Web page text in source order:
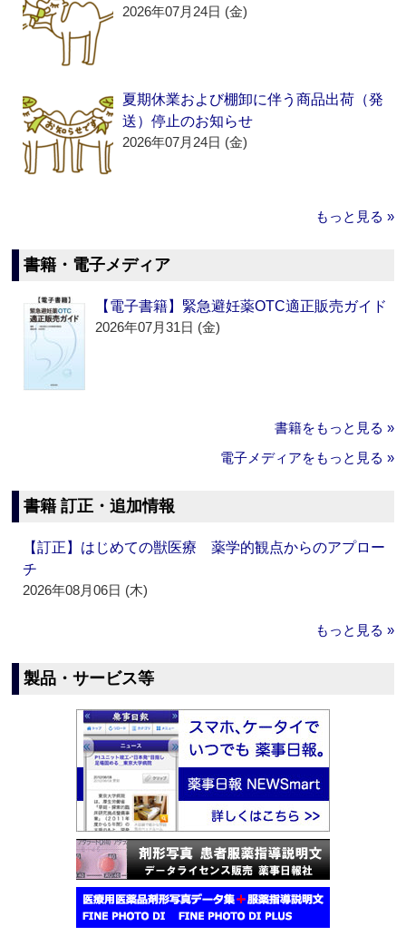
2026年07月24日 (金)
夏期休業および棚卸に伴う商品出荷（発
送）停止のお知らせ
2026年07月24日 (金)
もっと見る »
書籍・電子メディア
【電子書籍】緊急避妊薬OTC適正販売ガイド
2026年07月31日 (金)
書籍をもっと見る »
電子メディアをもっと見る »
書籍 訂正・追加情報
【訂正】はじめての獣医療 薬学的観点からのアプロー
チ
2026年08月06日 (木)
もっと見る »
製品・サービス等